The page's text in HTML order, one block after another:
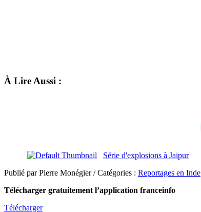
À Lire Aussi :
Série d'explosions à Jaipur
Publié par Pierre Monégier / Catégories : Reportages en Inde
Télécharger gratuitement l’application franceinfo
Télécharger